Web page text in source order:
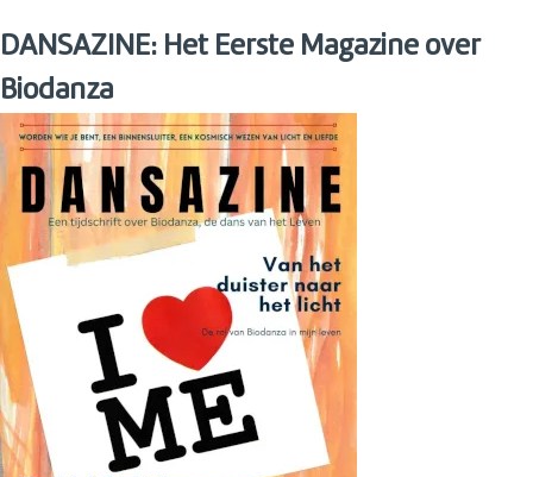
DANSAZINE: Het Eerste Magazine over
Biodanza